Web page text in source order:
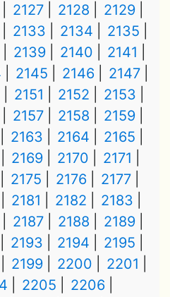
2127 2128
2129
2133 2134
2135
2139 2140
2141
2145 2146
2147
2151 2152
2153
2157 2158
2159
2163 2164
2165
2169 2170
2171
2175 2176
2177
2181 2182
2183
2187 2188
2189
2193 2194
2195
2199 2200
2201
2205
2206